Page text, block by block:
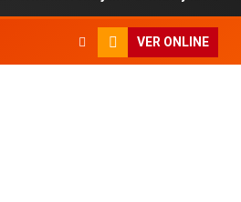
VER ONLINE